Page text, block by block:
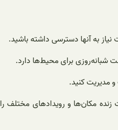
مکان‌ها و رویدادهای مختلف را